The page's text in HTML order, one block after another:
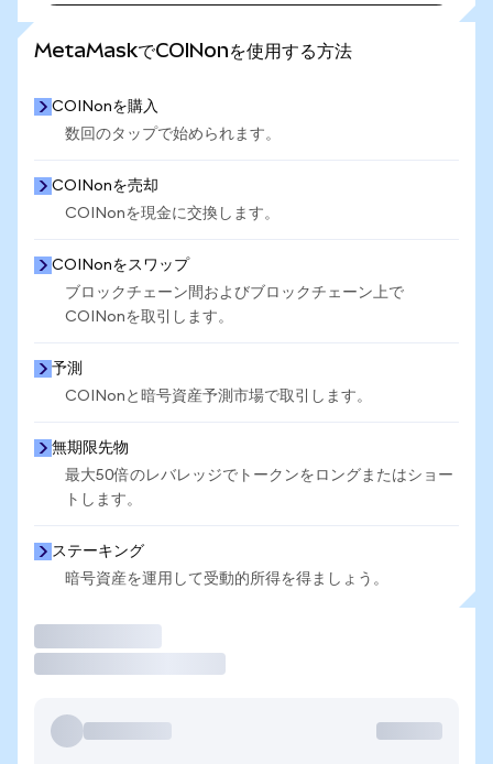
MetaMaskでCOINonを使用する方法
COINonを購入
数回のタップで始められます。
COINonを売却
COINonを現金に交換します。
COINonをスワップ
ブロックチェーン間およびブロックチェーン上で
COINonを取引します。
予測
COINonと暗号資産予測市場で取引します。
無期限先物
最大50倍のレバレッジでトークンをロングまたはショー
トします。
ステーキング
暗号資産を運用して受動的所得を得ましょう。